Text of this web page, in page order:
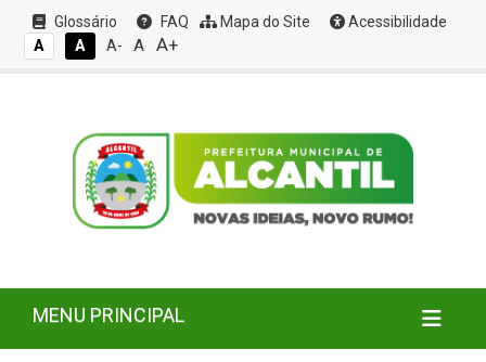
Glossário FAQ Mapa do Site
Acessibilidade
A
A A- A A+
MENU PRINCIPAL